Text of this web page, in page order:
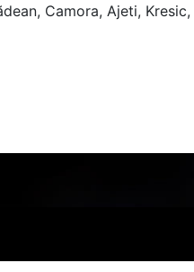
Camora, Ajeti,